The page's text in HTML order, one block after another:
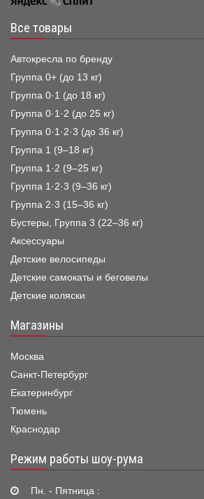
Все товары
Автокресла по бренду
Группа 0+ (до 13 кг)
Группа 0·1 (до 18 кг)
Группа 0·1·2 (до 25 кг)
Группа 0·1·2·3 (до 36 кг)
Группа 1 (9–18 кг)
Группа 1·2 (9–25 кг)
Группа 1·2·3 (9–36 кг)
Группа 2·3 (15–36 кг)
Бустеры, Группа 3 (22–36 кг)
Аксессуары
Детские велосипеды
Детские самокаты и беговелы
Детские коляски
Магазины
Москва
Санкт-Петербург
Екатеринбург
Тюмень
Краснодар
Режим работы шоу-рума
Пн. - Пятница :